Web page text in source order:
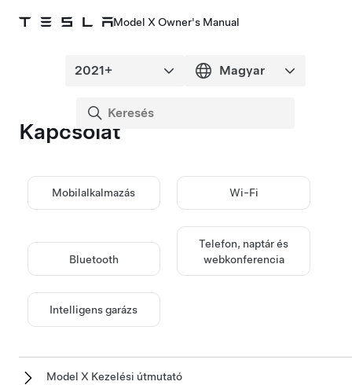
Model X Owner's Manual
Kapcsolat
Mobilalkalmazás Wi-Fi
Bluetooth
Telefon, naptár és
webkonferencia
Intelligens garázs
Model X Kezelési útmutató